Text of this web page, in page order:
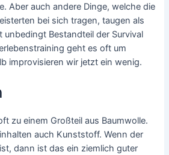
Aber auch andere Dinge, welche die
bei sich tragen, taugen als
unbedingt Bestandteil der Survival
geht es oft um
improvisieren wir jetzt ein wenig.
zu einem Großteil aus Baumwolle.
auch Kunststoff. Wenn der
dann ist das ein ziemlich guter